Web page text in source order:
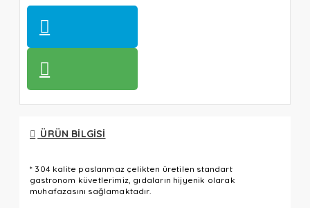
ÜRÜN BILGISI
* 304 kalite paslanmaz çelikten üretilen standart
gastronom küvetlerimiz, gıdaların hijyenik olarak
muhafazasını sağlamaktadır.